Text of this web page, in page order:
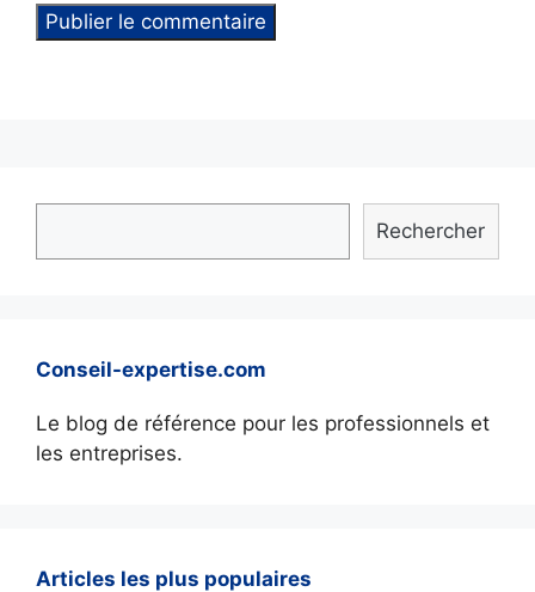
Rechercher
Conseil-expertise.com
Le blog de référence pour les professionnels et
les entreprises.
Articles les plus populaires